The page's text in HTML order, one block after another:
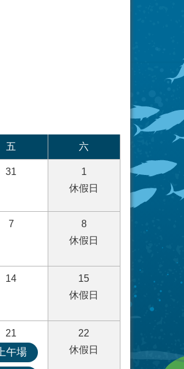
五 六
31
1
休假日
7
8
休假日
14
15
休假日
21
午場
22
休假日